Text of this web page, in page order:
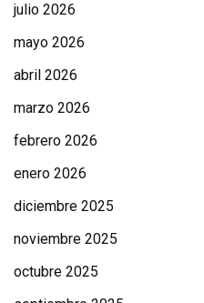
julio 2026
mayo 2026
abril 2026
marzo 2026
febrero 2026
enero 2026
diciembre 2025
noviembre 2025
octubre 2025